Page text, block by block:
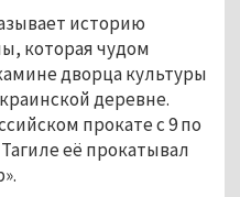
историю
которая чудом
дворца культуры
деревне.
прокате с 9 по
её прокатывал